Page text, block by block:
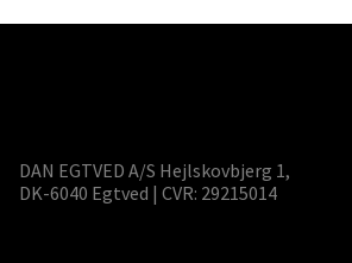
DAN EGTVED A/S Hejlskovbjerg 1,
DK-6040 Egtved | CVR: 29215014